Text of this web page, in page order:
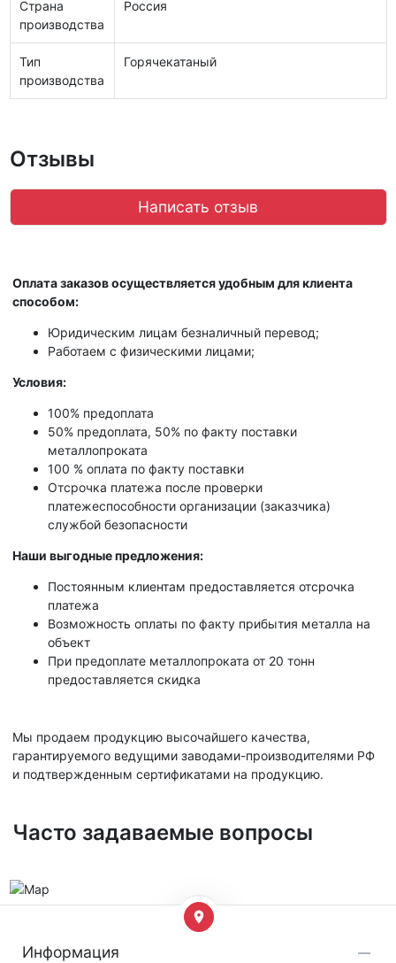
Страна
производства
Россия
Тип
производства
Горячекатаный
Отзывы
Написать отзыв
Оплата заказов осуществляется удобным для клиента
способом:
Юридическим лицам безналичный перевод;
Работаем с физическими лицами;
Условия:
100% предоплата
50% предоплата, 50% по факту поставки
металлопроката
100 % оплата по факту поставки
Отсрочка платежа после проверки
платежеспособности организации (заказчика)
службой безопасности
Наши выгодные предложения:
Постоянным клиентам предоставляется отсрочка
платежа
Возможность оплаты по факту прибытия металла на
объект
При предоплате металлопроката от 20 тонн
предоставляется скидка
Мы продаем продукцию высочайшего качества,
гарантируемого ведущими заводами-производителями РФ
и подтвержденным сертификатами на продукцию.
Часто задаваемые вопросы
Информация